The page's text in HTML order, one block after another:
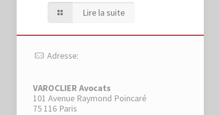
Lire la suite
Adresse:
VAROCLIER Avocats
101 Avenue Raymond Poincaré
75 116 Paris